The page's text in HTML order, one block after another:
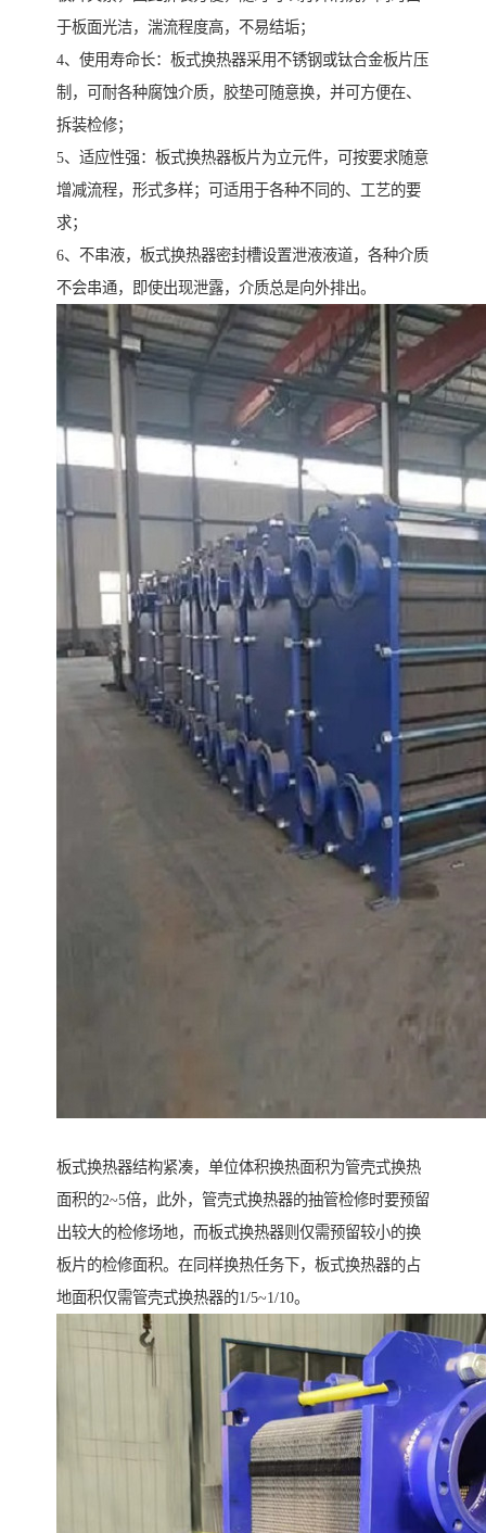
于板面光洁，湍流程度高，不易结垢；
4、使用寿命长：板式换热器采用不锈钢或钛合金板片压
制，可耐各种腐蚀介质，胶垫可随意换，并可方便在、
拆装检修；
5、适应性强：板式换热器板片为立元件，可按要求随意
增减流程，形式多样；可适用于各种不同的、工艺的要
求；
6、不串液，板式换热器密封槽设置泄液液道，各种介质
不会串通，即使出现泄露，介质总是向外排出。
板式换热器结构紧凑，单位体积换热面积为管壳式换热
面积的2~5倍，此外，管壳式换热器的抽管检修时要预留
出较大的检修场地，而板式换热器则仅需预留较小的换
板片的检修面积。在同样换热任务下，板式换热器的占
地面积仅需管壳式换热器的1/5~1/10。